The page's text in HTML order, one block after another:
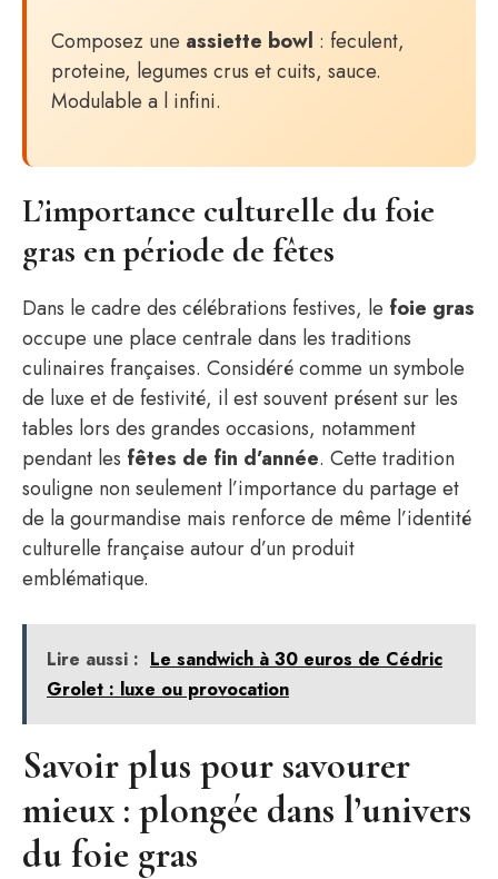
Composez une assiette bowl : feculent,
proteine, legumes crus et cuits, sauce.
Modulable a l infini.
L’importance culturelle du foie
gras en période de fêtes
Dans le cadre des célébrations festives, le foie gras
occupe une place centrale dans les traditions
culinaires françaises. Considéré comme un symbole
de luxe et de festivité, il est souvent présent sur les
tables lors des grandes occasions, notamment
pendant les fêtes de fin d’année. Cette tradition
souligne non seulement l’importance du partage et
de la gourmandise mais renforce de même l’identité
culturelle française autour d’un produit
emblématique.
Lire aussi : Le sandwich à 30 euros de Cédric
Grolet : luxe ou provocation
Savoir plus pour savourer
mieux : plongée dans l’univers
du foie gras